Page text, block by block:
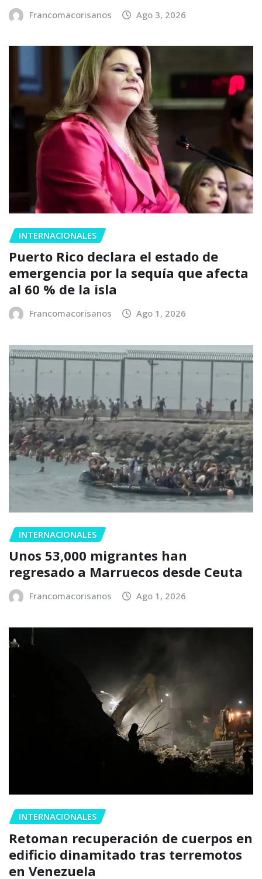
Francomacorisanos Ago 3, 2026
INTERNACIONALES
Puerto Rico declara el estado de
emergencia por la sequía que afecta
al 60 % de la isla
Francomacorisanos Ago 1, 2026
INTERNACIONALES
Unos 53,000 migrantes han
regresado a Marruecos desde Ceuta
Francomacorisanos Ago 1, 2026
INTERNACIONALES
Retoman recuperación de cuerpos en
edificio dinamitado tras terremotos
en Venezuela